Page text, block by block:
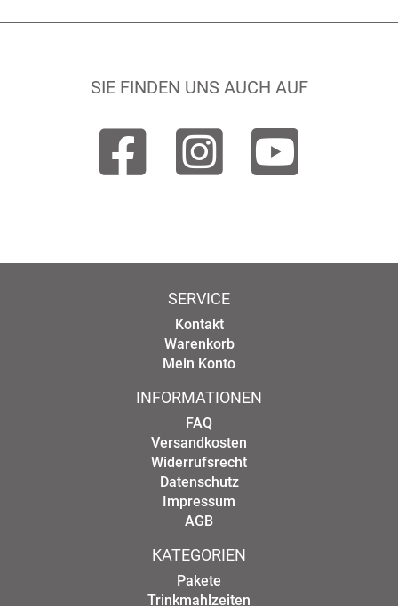
SIE FINDEN UNS AUCH AUF
SERVICE
Kontakt
Warenkorb
Mein Konto
INFORMATIONEN
FAQ
Versandkosten
Widerrufsrecht
Datenschutz
Impressum
AGB
KATEGORIEN
Pakete
Trinkmahlzeiten